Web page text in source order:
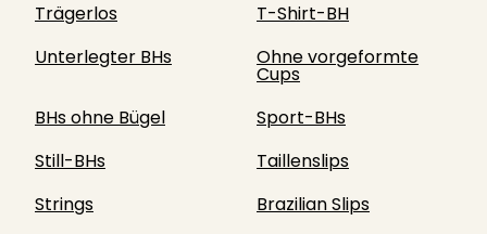
Trägerlos
T-Shirt-BH
Unterlegter BHs
Ohne vorgeformte
Cups
BHs ohne Bügel
Sport-BHs
Still-BHs
Taillenslips
Strings
Brazilian Slips